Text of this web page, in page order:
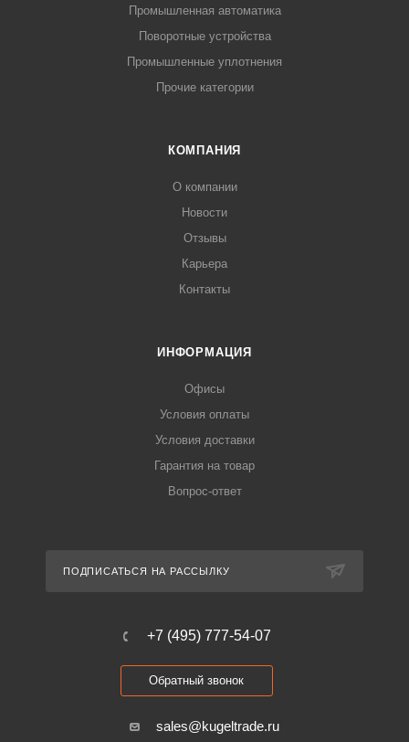
Промышленная автоматика
Поворотные устройства
Промышленные уплотнения
Прочие категории
КОМПАНИЯ
О компании
Новости
Отзывы
Карьера
Контакты
ИНФОРМАЦИЯ
Офисы
Условия оплаты
Условия доставки
Гарантия на товар
Вопрос-ответ
ПОДПИСАТЬСЯ НА РАССЫЛКУ
+7 (495) 777-54-07
Обратный звонок
sales@kugeltrade.ru